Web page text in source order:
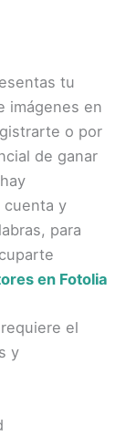
tu
imágenes en
o por
de ganar
cuenta y
para
en Fotolia
requiere el
y